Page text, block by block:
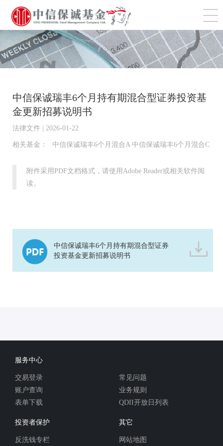
切
中信保诚瑞丰6个月持有期混合型证券投资基
金更新招募说明书
法律文件 | 2026-01-22
相关基金： 中信保诚瑞丰6个月混合A 中信保诚瑞丰6个月混合C
附件采用PDF文档格式，请使用Adobe Reader或相关软件阅
读。
中信保诚瑞丰6个月持有期混合型证券
投资基金更新招募说明书
服务中心
交易登录
账户查询
表单下载
常见问题
业务规则
QDII开放日列表
投资者保护
反洗钱专栏
其它
网站地图